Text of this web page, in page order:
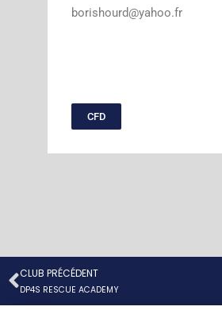
borishourd@yahoo.fr
CFD
Précédent
CLUB PRÉCÉDENT
DP4S RESCUE ACADEMY